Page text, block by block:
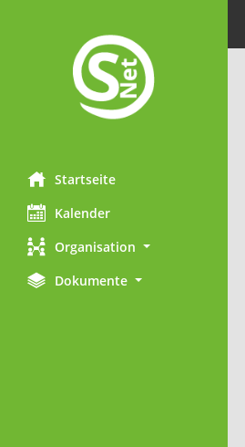
Startseite
Kalender
Organisation
Dokumente